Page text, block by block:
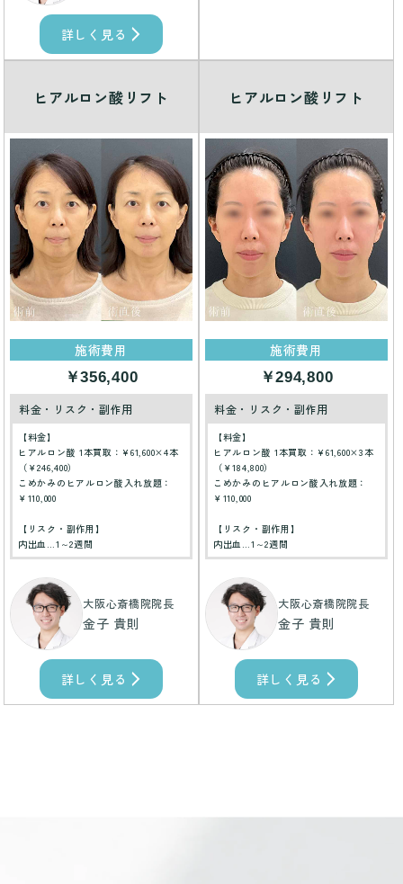
詳しく見る
ヒアルロン酸リフト
施術費用
￥356,400
料金・リスク・副作用
【料金】
ヒアルロン酸 1本買取：¥61,600×4本
（￥246,400）
こめかみのヒアルロン酸入れ放題：
￥110,000
【リスク・副作用】
内出血…1～2週間
大阪心斎橋院院長
金子 貴則
詳しく見る
ヒアルロン酸リフト
施術費用
￥294,800
料金・リスク・副作用
【料金】
ヒアルロン酸 1本買取：¥61,600×3本
（￥184,800）
こめかみのヒアルロン酸入れ放題：
￥110,000
【リスク・副作用】
内出血…1～2週間
大阪心斎橋院院長
金子 貴則
詳しく見る